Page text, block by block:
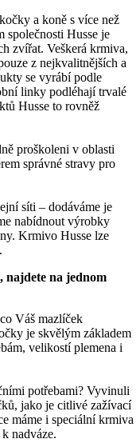
a koně s více než
společnosti Husse je
zvířat. Veškerá krmiva,
z nejkvalitnějších a
se vyrábí podle
linky podléhají trvalé
Husse to rovněž
proškoleni v oblasti
správné stravy pro
síti – dodáváme je
nabídnout výrobky
Krmivo Husse lze
najdete na jednom
Váš mazlíček
je skvělým základem
velikostí plemena i
potřebami? Vyvinuli
jako je citlivé zažívací
máme i speciální krmiva
nadváze.